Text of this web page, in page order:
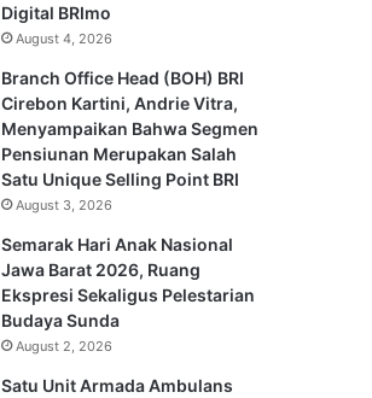
Digital BRImo
August 4, 2026
Branch Office Head (BOH) BRI
Cirebon Kartini, Andrie Vitra,
Menyampaikan Bahwa Segmen
Pensiunan Merupakan Salah
Satu Unique Selling Point BRI
August 3, 2026
Semarak Hari Anak Nasional
Jawa Barat 2026, Ruang
Ekspresi Sekaligus Pelestarian
Budaya Sunda
August 2, 2026
Satu Unit Armada Ambulans